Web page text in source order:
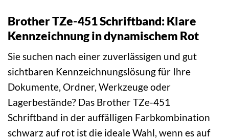
Brother TZe-451 Schriftband: Klare
Kennzeichnung in dynamischem Rot
Sie suchen nach einer zuverlässigen und gut
sichtbaren Kennzeichnungslösung für Ihre
Dokumente, Ordner, Werkzeuge oder
Lagerbestände? Das Brother TZe-451
Schriftband in der auffälligen Farbkombination
schwarz auf rot ist die ideale Wahl, wenn es auf